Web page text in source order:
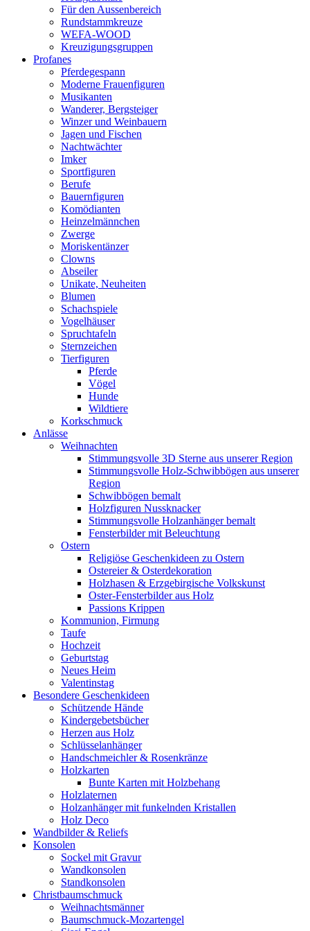
Für den Aussenbereich
Rundstammkreuze
WEFA-WOOD
Kreuzigungsgruppen
Profanes
Pferdegespann
Moderne Frauenfiguren
Musikanten
Wanderer, Bergsteiger
Winzer und Weinbauern
Jagen und Fischen
Nachtwächter
Imker
Sportfiguren
Berufe
Bauernfiguren
Komödianten
Heinzelmännchen
Zwerge
Moriskentänzer
Clowns
Abseiler
Unikate, Neuheiten
Blumen
Schachspiele
Vogelhäuser
Spruchtafeln
Sternzeichen
Tierfiguren
Pferde
Vögel
Hunde
Wildtiere
Korkschmuck
Anlässe
Weihnachten
Stimmungsvolle 3D Sterne aus unserer Region
Stimmungsvolle Holz-Schwibbögen aus unserer
Region
Schwibbögen bemalt
Holzfiguren Nussknacker
Stimmungsvolle Holzanhänger bemalt
Fensterbilder mit Beleuchtung
Ostern
Religiöse Geschenkideen zu Ostern
Ostereier & Osterdekoration
Holzhasen & Erzgebirgische Volkskunst
Oster-Fensterbilder aus Holz
Passions Krippen
Kommunion, Firmung
Taufe
Hochzeit
Geburtstag
Neues Heim
Valentinstag
Besondere Geschenkideen
Schützende Hände
Kindergebetsbücher
Herzen aus Holz
Schlüsselanhänger
Handschmeichler & Rosenkränze
Holzkarten
Bunte Karten mit Holzbehang
Holzlaternen
Holzanhänger mit funkelnden Kristallen
Holz Deco
Wandbilder & Reliefs
Konsolen
Sockel mit Gravur
Wandkonsolen
Standkonsolen
Christbaumschmuck
Weihnachtsmänner
Baumschmuck-Mozartengel